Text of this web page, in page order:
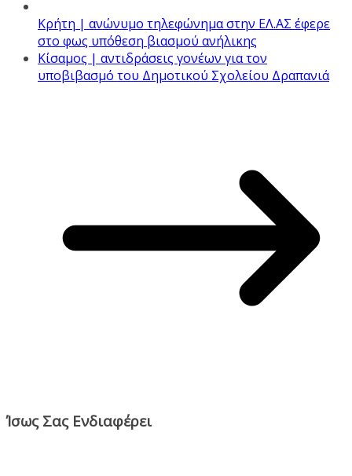
Κρήτη | ανώνυμο τηλεφώνημα στην ΕΛ.ΑΣ έφερε
στο φως υπόθεση βιασμού ανήλικης
Κίσαμος | αντιδράσεις γονέων για τον
υποβιβασμό του Δημοτικού Σχολείου Δραπανιά
Ίσως Σας Ενδιαφέρει